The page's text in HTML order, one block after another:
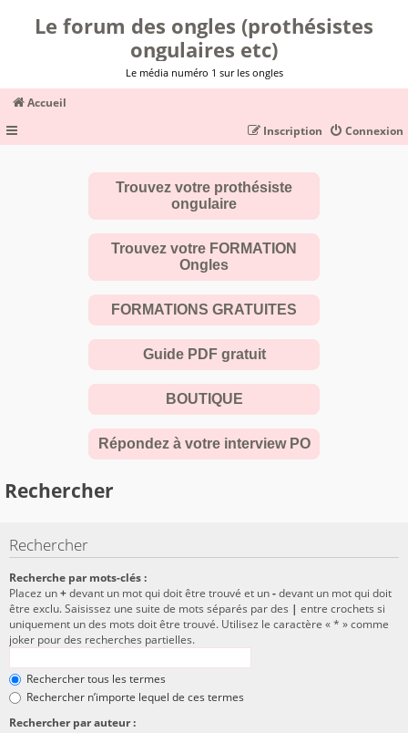
Le forum des ongles (prothésistes
ongulaires etc)
Le média numéro 1 sur les ongles
Accueil
Connexion
Inscription
Trouvez votre prothésiste
ongulaire
Trouvez votre FORMATION
Ongles
FORMATIONS GRATUITES
Guide PDF gratuit
BOUTIQUE
Répondez à votre interview PO
Rechercher
Rechercher
Recherche par mots-clés :
Placez un+devant un mot qui doit être trouvé et un-devant un mot qui doit
être exclu. Saisissez une suite de mots séparés par des | entre crochets si
uniquement un des mots doit être trouvé. Utilisez le caractère « * » comme
joker pour des recherches partielles.
Rechercher tous les termes
Rechercher n’importe lequel de ces termes
Rechercher par auteur :